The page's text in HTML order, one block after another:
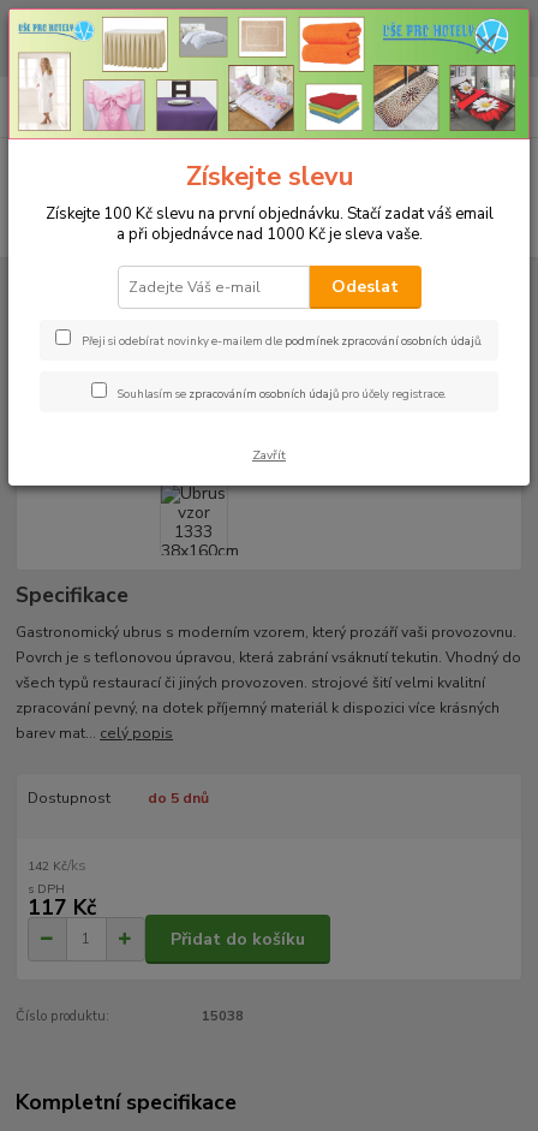
CHCETE NAKOUPIT VĚTŠÍ MNOŽSTVÍ NAŠICH PRODUKTŮ ZA LEPŠÍ
CENU? Klikněte ZDE
CZK
Hledat
+420 773 794 023
Pondělí-pátek 9-16 hodin
0ks
za0 Kč
Slavnostní ubrusy 1333 s vodoodpudivou úpravou
Rozměr 38x160cm
Ubrus vzor 1333 38x160cm - béžový
Ubrus vzor 1333 38x160cm -
béžový
190 Kč
Specifikace
Gastronomický ubrus s moderním vzorem, který prozáří vaši provozovnu.
Povrch je s teflonovou úpravou, která zabrání vsáknutí tekutin. Vhodný do
všech typů restaurací či jiných provozoven. strojové šití velmi kvalitní
zpracování pevný, na dotek příjemný materiál k dispozici více krásných
barev mat... celý popis
Dostupnost do 5 dnů
142 Kč/ks
117 Kč
Přidat do košíku
Číslo produktu: 15038
Kompletní specifikace
Získejte slevu
Získejte 100 Kč slevu na první objednávku. Stačí zadat váš email
a při objednávce nad 1000 Kč je sleva vaše.
Odeslat
Přeji si odebírat novinky e-mailem dle podmínek zpracování osobních údajů.
Souhlasím se zpracováním osobních údajů pro účely registrace.
Zavřít